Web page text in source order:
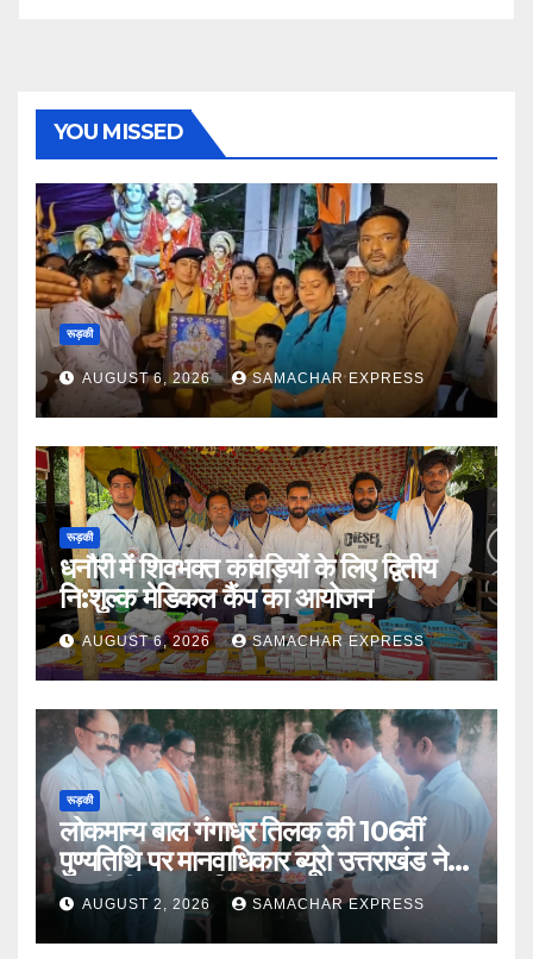
YOU MISSED
रूड़की
AUGUST 6, 2026 SAMACHAR EXPRESS
रूड़की
धनौरी में शिवभक्त कांवड़ियों के लिए द्वितीय
नि:शुल्क मेडिकल कैंप का आयोजन
AUGUST 6, 2026 SAMACHAR EXPRESS
रूड़की
लोकमान्य बाल गंगाधर तिलक की 106वीं
पुण्यतिथि पर मानवाधिकार ब्यूरो उत्तराखंड ने दी
भावभीनी श्रद्धांजलि
AUGUST 2, 2026 SAMACHAR EXPRESS